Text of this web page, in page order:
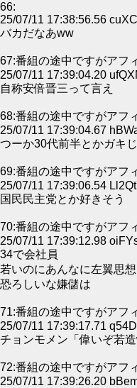
66:
25/07/11 17:38:56.56
バカだなあww
67:番組の途中ですがアフ
25/07/11 17:39:04.20
自称安倍晋三って言え
68:番組の途中ですがアフ
25/07/11 17:39:04.67
つーか30代前半とかガキ
69:番組の途中ですがアフ
25/07/11 17:39:06.54
国民民主党とか好きそう
70:番組の途中ですがアフ
25/07/11 17:39:12.98
34で会社員
若いのにあんなに左翼思
恐ろしいな嫌儲は
71:番組の途中ですがアフ
25/07/11 17:39:17.71
チョンモメン「偉いぞ若造
72:番組の途中ですがアフ
25/07/11 17:39:26.20